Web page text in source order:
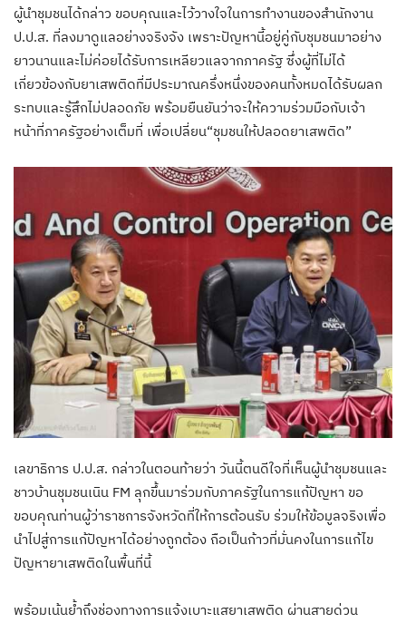
ผู้นำชุมชนได้กล่าว ขอบคุณและไว้วางใจในการทำงานของสำนักงาน
ป.ป.ส. ที่ลงมาดูแลอย่างจริงจัง เพราะปัญหานี้อยู่คู่กับชุมชนมาอย่าง
ยาวนานและไม่ค่อยได้รับการเหลียวแลจากภาครัฐ ซึ่งผู้ที่ไม่ได้
เกี่ยวข้องกับยาเสพติดที่มีประมาณครึ่งหนึ่งของคนทั้งหมดได้รับผลก
ระทบและรู้สึกไม่ปลอดภัย พร้อมยืนยันว่าจะให้ความร่วมมือกับเจ้า
หน้าที่ภาครัฐอย่างเต็มที่ เพื่อเปลี่ยน“ชุมชนให้ปลอดยาเสพติด”
เลขาธิการ ป.ป.ส. กล่าวในตอนท้ายว่า วันนี้ตนดีใจที่เห็นผู้นำชุมชนและ
ชาวบ้านชุมชนเนิน FM ลุกขึ้นมาร่วมกับภาครัฐในการแก้ปัญหา ขอ
ขอบคุณท่านผู้ว่าราชการจังหวัดที่ให้การต้อนรับ ร่วมให้ข้อมูลจริงเพื่อ
นำไปสู่การแก้ปัญหาได้อย่างถูกต้อง ถือเป็นก้าวที่มั่นคงในการแก้ไข
ปัญหายาเสพติดในพื้นที่นี้
พร้อมเน้นย้ำถึงช่องทางการแจ้งเบาะแสยาเสพติด ผ่านสายด่วน